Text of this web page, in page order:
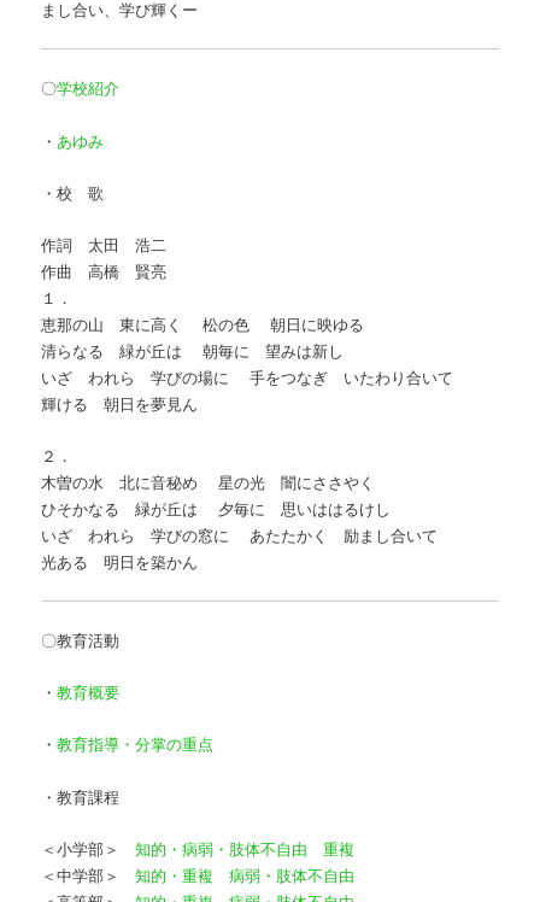
へ
移
動
まし合い、学び輝くー
〇学校紹介
・ あゆみ
・校 歌
作詞 太田 浩二
作曲 高橋 賢亮
１．
恵那の山 東に高く 松の色 朝日に映ゆる
清らなる 緑が丘は 朝毎に 望みは新し
いざ われら 学びの場に 手をつなぎ いたわり合いて
輝ける 朝日を夢見ん
２．
木曽の水 北に音秘め 星の光 闇にささやく
ひそかなる 緑が丘は 夕毎に 思いははるけし
いざ われら 学びの窓に あたたかく 励まし合いて
光ある 明日を築かん
〇教育活動
・教育概要
・教育指導・分掌の重点
・教育課程
＜小学部＞知的・病弱・肢体不自由
重複
＜中学部＞知的・重複
病弱・肢体不自由